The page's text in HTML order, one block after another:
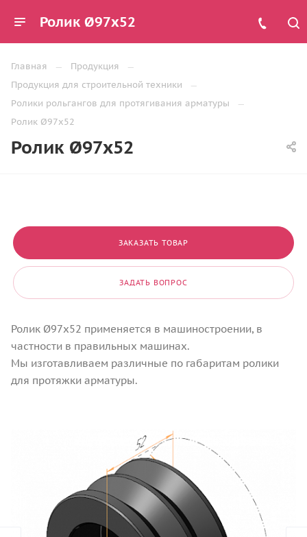
Ролик Ø97х52
Главная
Продукция
Продукция для строительной техники
Ролики рольгангов для протягивания арматуры
Ролик Ø97х52
Ролик Ø97х52
ЗАКАЗАТЬ ТОВАР
ЗАДАТЬ ВОПРОС
Ролик Ø97х52 применяется в машиностроении, в
частности в правильных машинах.
Мы изготавливаем различные по габаритам ролики
для протяжки арматуры.